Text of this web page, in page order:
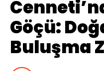
Göçü:
Buluşma